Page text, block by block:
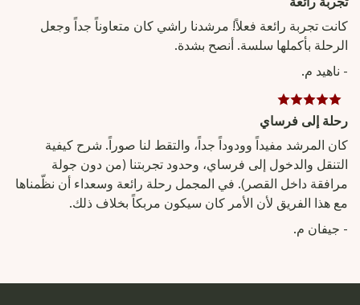
كانت تجربة رائعة فعلاً! مرشدنا راشي كان متعاوناً جداً وجعل
الرحلة بأكملها سلسة. أنصح بشدة.
- ناهيد م.
رحلة إلى فرساي
كان المرشد مفيداً وودوداً جداً، والتقط لنا صوراً. شرح كيفية
التنقل والدخول إلى فرساي، وحدود تجربتنا (من دون جولة
مرافقة داخل القصر). في المجمل رحلة رائعة وسعداء أن نظّمناها
مع هذا الفريق لأن الأمر كان سيكون مربكاً بخلاف ذلك.
- جيفان م.